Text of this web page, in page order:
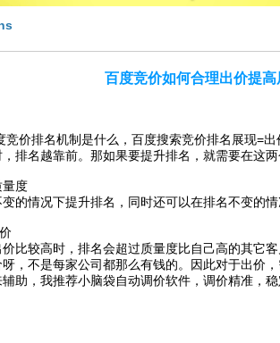
百度竞价如何合理出价提高
排名机制是什么，百度搜索竞价排名展现=出
排名越靠前。那如果要提升排名，就需要在这两
度
的情况下提升排名，同时还可以在排名不变的
比较高时，排名会超过质量度比自己高的其它
，不是每家公司都那么有钱的。因此对于出价
助，我推荐小脑袋自动调价软件，调价精准，